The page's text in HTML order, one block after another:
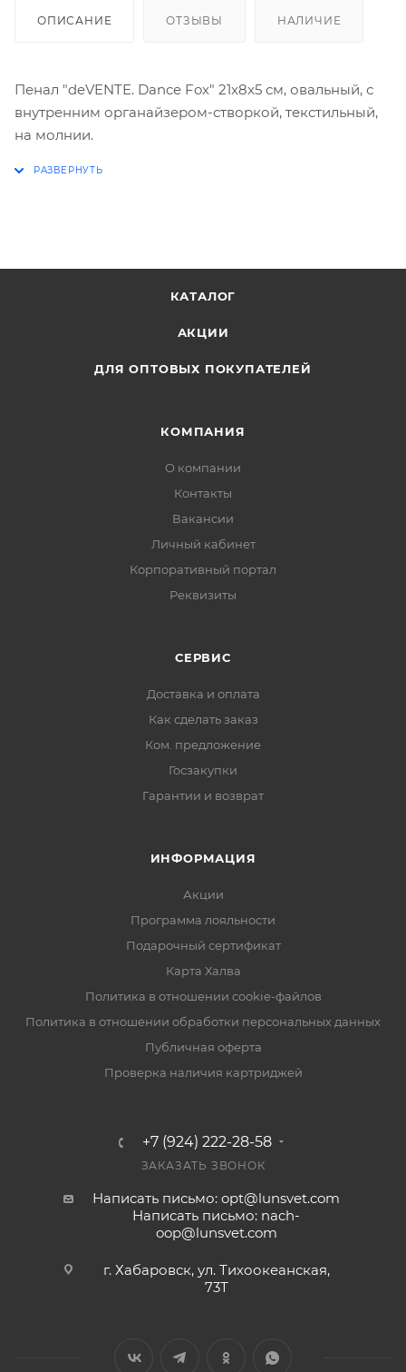
ОПИСАНИЕ ОТЗЫВЫ НАЛИЧИЕ
Пенал "deVENTE. Dance Fox" 21x8x5 см, овальный, с
внутренним органайзером-створкой, текстильный,
на молнии.
КАТАЛОГ
АКЦИИ
ДЛЯ ОПТОВЫХ ПОКУПАТЕЛЕЙ
КОМПАНИЯ
О компании
Контакты
Вакансии
Личный кабинет
Корпоративный портал
Реквизиты
СЕРВИС
Доставка и оплата
Как сделать заказ
Ком. предложение
Госзакупки
Гарантии и возврат
ИНФОРМАЦИЯ
Акции
Программа лояльности
Подарочный сертификат
Карта Халва
Политика в отношении cookie-файлов
Политика в отношении обработки персональных данных
Публичная оферта
Проверка наличия картриджей
+7 (924) 222-28-58
ЗАКАЗАТЬ ЗВОНОК
Написать письмо: opt@lunsvet.com
Написать письмо: nach-
oop@lunsvet.com
г. Хабаровск, ул. Тихоокеанская,
73Т